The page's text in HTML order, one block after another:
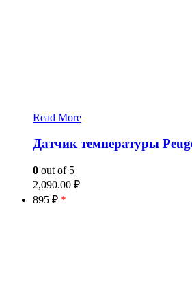
Read More
Датчик температуры
0 out of 5
2,090.00 ₽
895 ₽ *